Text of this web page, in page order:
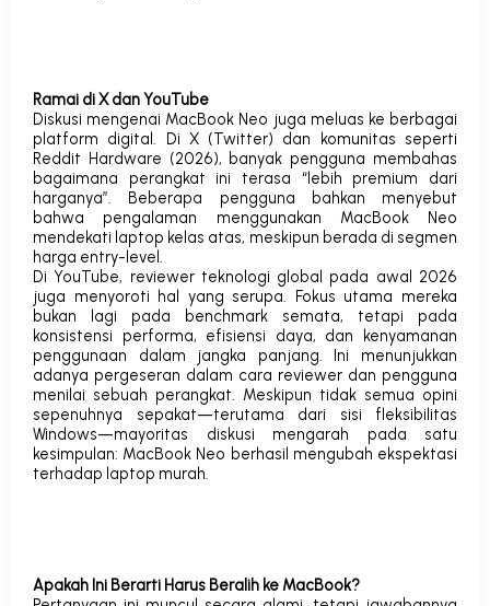
Ramai di X dan YouTube
Diskusi mengenai MacBook Neo juga meluas ke berbagai
platform digital. Di X (Twitter) dan komunitas seperti
Reddit Hardware (2026), banyak pengguna membahas
bagaimana perangkat ini terasa “lebih premium dari
harganya”. Beberapa pengguna bahkan menyebut
bahwa pengalaman menggunakan MacBook Neo
mendekati laptop kelas atas, meskipun berada di segmen
harga entry-level.
Di YouTube, reviewer teknologi global pada awal 2026
juga menyoroti hal yang serupa. Fokus utama mereka
bukan lagi pada benchmark semata, tetapi pada
konsistensi performa, efisiensi daya, dan kenyamanan
penggunaan dalam jangka panjang. Ini menunjukkan
adanya pergeseran dalam cara reviewer dan pengguna
menilai sebuah perangkat. Meskipun tidak semua opini
sepenuhnya sepakat—terutama dari sisi fleksibilitas
Windows—mayoritas diskusi mengarah pada satu
kesimpulan: MacBook Neo berhasil mengubah ekspektasi
terhadap laptop murah.
Apakah Ini Berarti Harus Beralih ke MacBook?